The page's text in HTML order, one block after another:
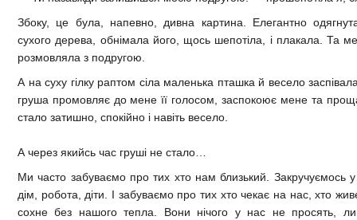
Збоку, це була, напевно, дивна картина. Елегантно
сухого дерева, обнімала його, щось шепотіла, і плакала. Та
розмовляла з подругою.
А на суху гілку раптом сіла маленька пташка й весело
груша промовляє до мене її голосом, заспокоює мене та
стало затишно, спокійно і навіть весело.
А через якийсь час груші не стало…
Ми часто забуваємо про тих хто нам близький. Закручуємось у
дім, робота, діти. І забуваємо про тих хто чекає на нас, хто
сохне без нашого тепла. Вони нічого у нас не просять,